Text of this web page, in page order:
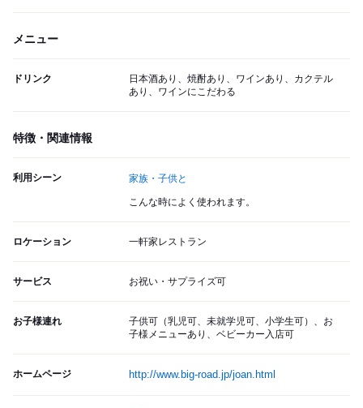
メニュー
ドリンク
日本酒あり、焼酎あり、ワインあり、カクテル
あり、ワインにこだわる
特徴・関連情報
利用シーン 家族・子供と
こんな時によく使われます。
ロケーション 一軒家レストラン
サービス お祝い・サプライズ可
お子様連れ
子供可（乳児可、未就学児可、小学生可）、お
子様メニューあり、ベビーカー入店可
ホームページ http://www.big-road.jp/joan.html